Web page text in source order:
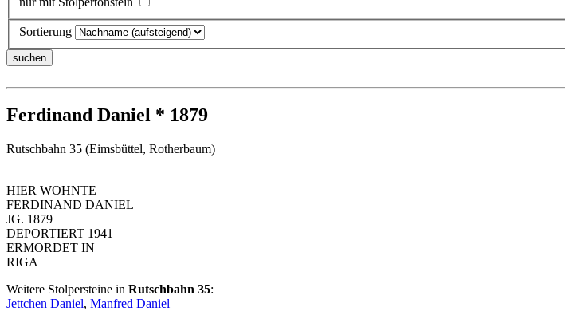
Sortierung
Ferdinand Daniel * 1879
Rutschbahn 35 (Eimsbüttel, Rotherbaum)
HIER WOHNTE
FERDINAND DANIEL
JG. 1879
DEPORTIERT 1941
ERMORDET IN
RIGA
Weitere Stolpersteine in Rutschbahn 35:
Jettchen Daniel, Manfred Daniel